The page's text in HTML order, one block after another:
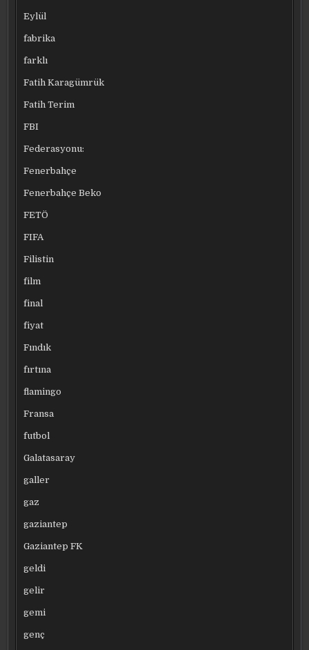
Eylül
fabrika
farklı
Fatih Karagümrük
Fatih Terim
FBI
Federasyonu:
Fenerbahçe
Fenerbahçe Beko
FETÖ
FIFA
Filistin
film
final
fiyat
Fındık
fırtına
flamingo
Fransa
futbol
Galatasaray
galler
gaz
gaziantep
Gaziantep FK
geldi
gelir
gemi
genç